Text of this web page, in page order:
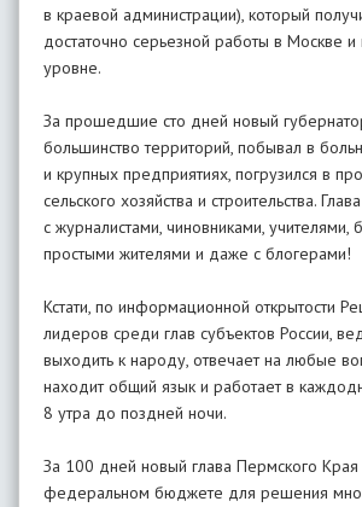
в краевой администрации), который
достаточно серьезной работы в Москве
уровне.
За прошедшие сто дней новый
большинство территорий, побывал в
и крупных предприятиях, погрузился в
сельского хозяйства и строительства.
с журналистами, чиновниками, учителями,
простыми жителями и даже с блогерами!
Кстати, по информационной открытости
лидеров среди глав субъектов России,
выходить к народу, отвечает на любые
находит общий язык и работает в
8 утра до поздней ночи.
За 100 дней новый глава Пермского
федеральном бюджете для решения